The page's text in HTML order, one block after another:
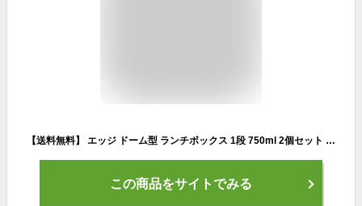
【送料無料】 エッジ ドーム型 ランチボックス 1段 750ml 2個セット 弁当箱 お弁当箱 男子 大容量 丼 ドーム レンジ対応 男の子 メンズ 中学生 高校生 大人 一段 おしゃれ おすすめ のっけ弁当 KLBTM7 [35151]
この商品をサイトでみる